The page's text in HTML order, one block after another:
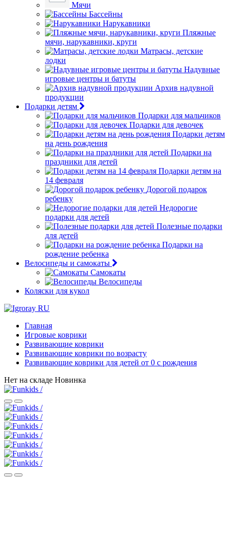
Мячи
Бассейны
Нарукавники
Пляжные
мячи, нарукавники, круги
Матрасы, детские
лодки
Надувные
игровые центры и батуты
Архив надувной
продукции
Подарки детям
Подарки для мальчиков
Подарки для девочек
Подарки детям
на день рождения
Подарки на
праздники для детей
Подарки детям на
14 февраля
Дорогой подарок
ребенку
Недорогие
подарки для детей
Полезные подарки
для детей
Подарки на
рождение ребенка
Велосипеды и самокаты
Самокаты
Велосипеды
Коляски для кукол
Главная
Игровые коврики
Развивающие коврики
Развивающие коврики по возрасту
Развивающие коврики для детей от 0 с рождения
Нет на складе Новинка